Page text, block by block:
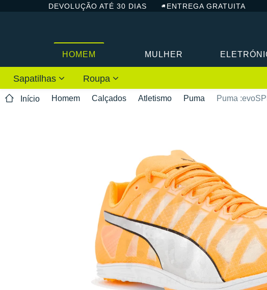
DEVOLUÇÃO ATÉ 30 DIAS ENTREGA GRATUITA
HOMEM MULHER
Sapatilhas Roupa
Início Homem Calçados Atletismo Puma Puma